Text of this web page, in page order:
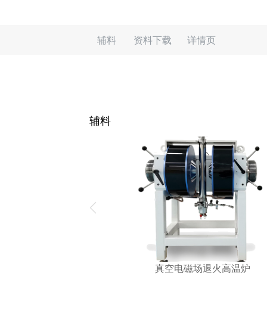
辅料 资料下载 详情页
辅料
真空电磁场退火高温炉